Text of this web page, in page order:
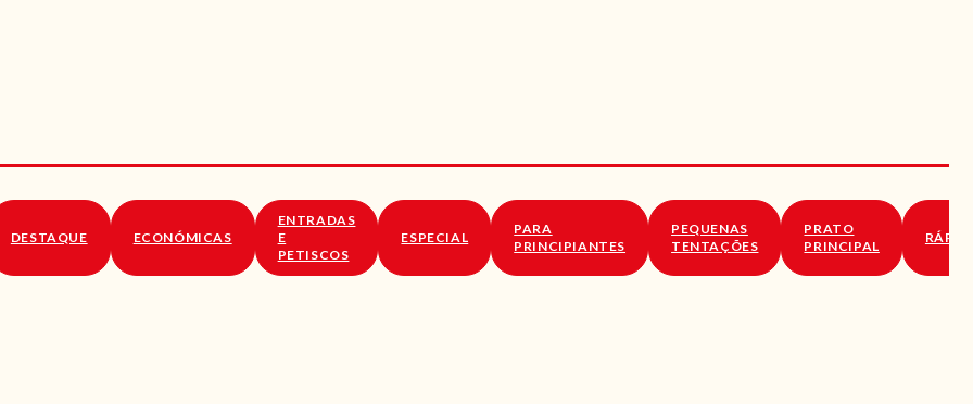
SOBRE NÓS
DESTAQUE ECONÓMICAS
ENTRADAS
E
PETISCOS
ESPECIAL
PARA
PRINCIPIANTES
PEQUENAS
TENTAÇÕES
PRATO
PRINCIPAL